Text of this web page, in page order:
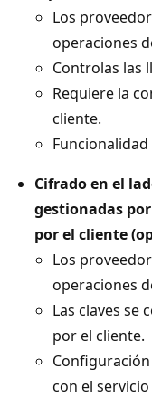
Los
operaciones
Controlas las
Requiere la
cliente.
Cifrado en el
gestionadas
por el cliente
Los
operaciones
Las claves se
por el cliente.
con el